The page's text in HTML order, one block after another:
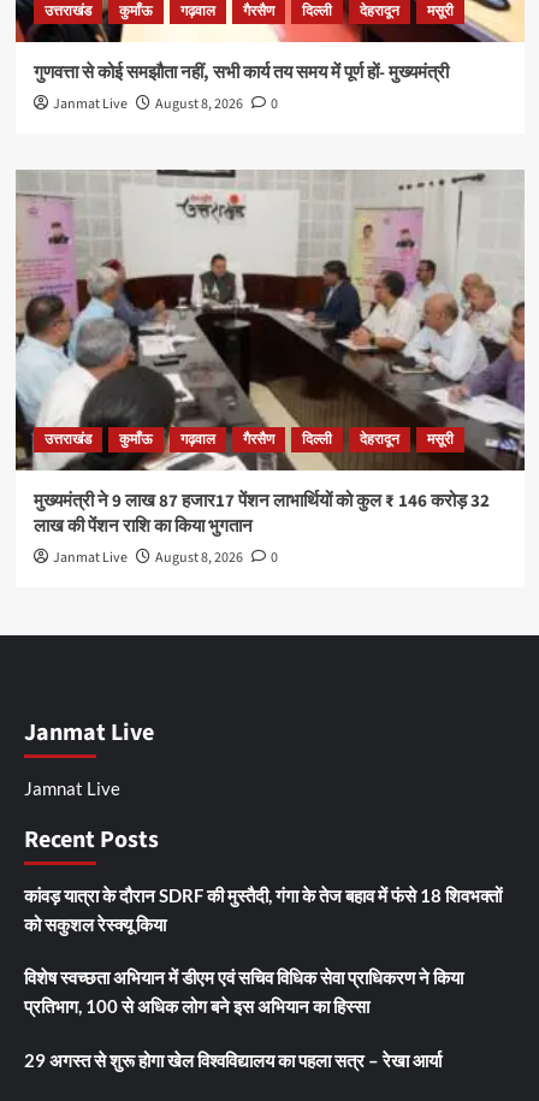
उत्तराखंड कुमाँऊ गढ़वाल गैरसैण दिल्ली देहरादून मसूरी
गुणवत्ता से कोई समझौता नहीं, सभी कार्य तय समय में पूर्ण हों- मुख्यमंत्री
Janmat Live August 8, 2026 0
उत्तराखंड कुमाँऊ गढ़वाल गैरसैण दिल्ली देहरादून मसूरी
मुख्यमंत्री ने 9 लाख 87 हजार17 पेंशन लाभार्थियों को कुल ₹ 146 करोड़ 32
लाख की पेंशन राशि का किया भुगतान
Janmat Live August 8, 2026 0
Janmat Live
Jamnat Live
Recent Posts
कांवड़ यात्रा के दौरान SDRF की मुस्तैदी, गंगा के तेज बहाव में फंसे 18 शिवभक्तों
को सकुशल रेस्क्यू किया
विशेष स्वच्छता अभियान में डीएम एवं सचिव विधिक सेवा प्राधिकरण ने किया
प्रतिभाग, 100 से अधिक लोग बने इस अभियान का हिस्सा
29 अगस्त से शुरू होगा खेल विश्वविद्यालय का पहला सत्र – रेखा आर्या